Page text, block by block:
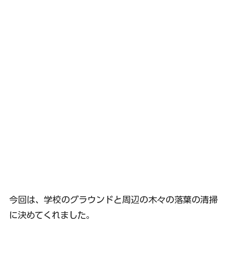
今回は、学校のグラウンドと周辺の木々の落葉の清掃
に決めてくれました。